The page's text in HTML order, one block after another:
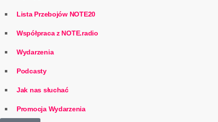
Lista Przebojów NOTE20
Współpraca z NOTE.radio
Wydarzenia
Podcasty
Jak nas słuchać
Promocja Wydarzenia